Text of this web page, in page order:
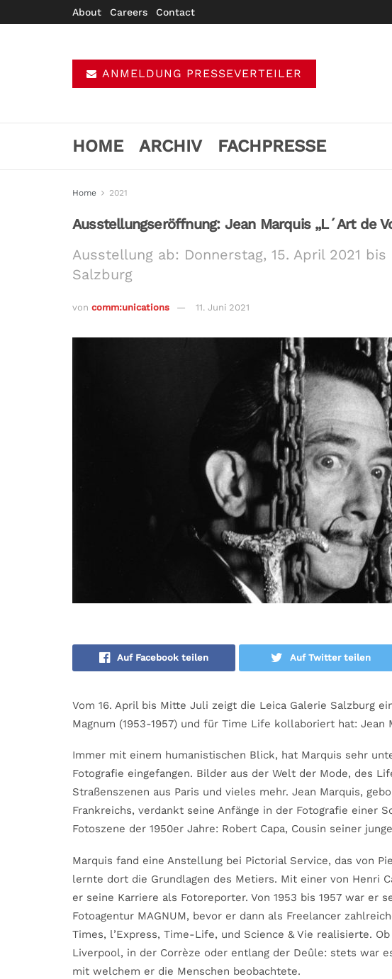
About Careers Contact
ANMELDUNG PRESSEVERTEILER
HOME ARCHIV FACHPRESSE
Home 2021
Ausstellungseröffnung: Jean Marquis „L´Art de
Ausstellung ab: Donnerstag, 15. April 2021
Salzburg
von comm:unications 11. Juni 2021
Auf Facebook teilen Auf Twitter teilen
Vom 16. April bis Mitte Juli zeigt die Leica Galerie Salzburg
Magnum (1953-1957) und für Time Life kollaboriert hat: Jean
Immer mit einem humanistischen Blick, hat Marquis sehr
Fotografie eingefangen. Bilder aus der Welt der Mode, des
Straßenszenen aus Paris und vieles mehr. Jean Marquis,
Frankreichs, verdankt seine Anfänge in der Fotografie einer
Fotoszene der 1950er Jahre: Robert Capa, Cousin seiner
Marquis fand eine Anstellung bei Pictorial Service, das von
lernte dort die Grundlagen des Metiers. Mit einer von Henri
er seine Karriere als Fotoreporter. Von 1953 bis 1957 war er
Fotoagentur MAGNUM, bevor er dann als Freelancer
Times, l’Express, Time-Life, und Science & Vie realisierte.
Liverpool, in der Corrèze oder entlang der Deûle: stets war
mit welchem er die Menschen beobachtete.